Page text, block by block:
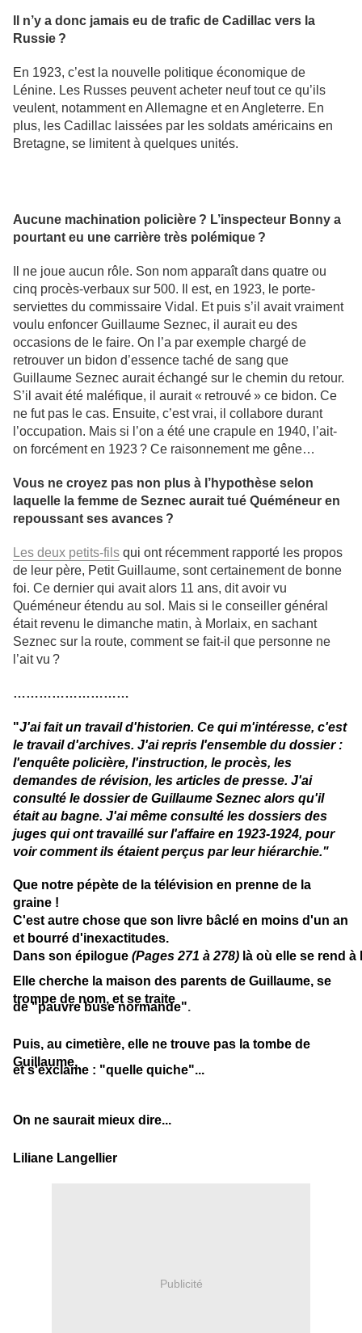
Il n’y a donc jamais eu de trafic de Cadillac vers la
Russie ?
En 1923, c’est la nouvelle politique économique de
Lénine. Les Russes peuvent acheter neuf tout ce qu’ils
veulent, notamment en Allemagne et en Angleterre. En
plus, les Cadillac laissées par les soldats américains en
Bretagne, se limitent à quelques unités.
Aucune machination policière ? L’inspecteur Bonny a
pourtant eu une carrière très polémique ?
Il ne joue aucun rôle. Son nom apparaît dans quatre ou
cinq procès-verbaux sur 500. Il est, en 1923, le porte-
serviettes du commissaire Vidal. Et puis s’il avait vraiment
voulu enfoncer Guillaume Seznec, il aurait eu des
occasions de le faire. On l’a par exemple chargé de
retrouver un bidon d’essence taché de sang que
Guillaume Seznec aurait échangé sur le chemin du retour.
S’il avait été maléfique, il aurait « retrouvé » ce bidon. Ce
ne fut pas le cas. Ensuite, c’est vrai, il collabore durant
l’occupation. Mais si l’on a été une crapule en 1940, l’ait-
on forcément en 1923 ? Ce raisonnement me gêne…
Vous ne croyez pas non plus à l’hypothèse selon
laquelle la femme de Seznec aurait tué Quéméneur en
repoussant ses avances ?
Les deux petits-fils qui ont récemment rapporté les propos
de leur père, Petit Guillaume, sont certainement de bonne
foi. Ce dernier qui avait alors 11 ans, dit avoir vu
Quéméneur étendu au sol. Mais si le conseiller général
était revenu le dimanche matin, à Morlaix, en sachant
Seznec sur la route, comment se fait-il que personne ne
l’ait vu ?
………………………
"J'ai fait un travail d'historien. Ce qui m'intéresse, c'est
le travail d'archives. J'ai repris l'ensemble du dossier :
l'enquête policière, l'instruction, le procès, les
demandes de révision, les articles de presse. J'ai
consulté le dossier de Guillaume Seznec alors qu'il
était au bagne. J'ai même consulté les dossiers des
juges qui ont travaillé sur l'affaire en 1923-1924, pour
voir comment ils étaient perçus par leur hiérarchie."
Que notre pépète de la télévision en prenne de la
graine !
C'est autre chose que son livre bâclé en moins d'un an
et bourré d'inexactitudes.
Dans son épilogue (Pages 271 à 278) là où elle se rend
Elle cherche la maison des parents de Guillaume, se
trompe de nom, et se traite
de "pauvre buse normande".
Puis, au cimetière, elle ne trouve pas la tombe de
Guillaume,
et s'exclame : "quelle quiche"...
On ne saurait mieux dire...
Liliane Langellier
Publicité